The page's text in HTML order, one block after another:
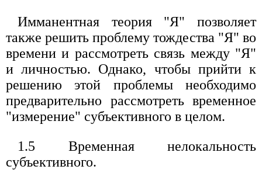
Имманентная теория "Я" позволяет
также решить проблему тождества "Я" во
времени и рассмотреть связь между "Я"
и личностью. Однако, чтобы прийти к
решению этой проблемы необходимо
предварительно рассмотреть временное
"измерение" субъективного в целом.
1.5 Временная нелокальность
субъективного.